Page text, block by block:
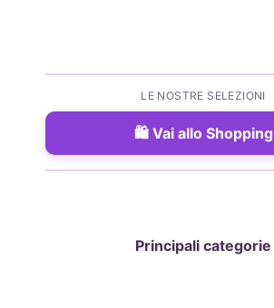
LE NOSTRE SELEZIONI
Vai allo Shopping
Principali categorie